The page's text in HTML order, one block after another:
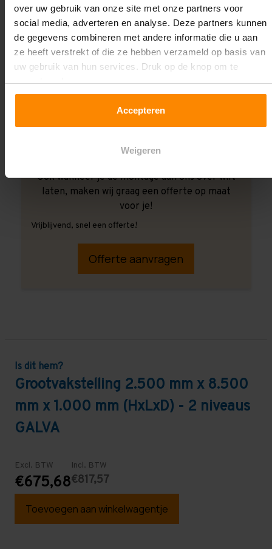
over uw gebruik van onze site met onze partners voor
social media, adverteren en analyse. Deze partners kunnen
de gegevens combineren met andere informatie die u aan
ze heeft verstrekt of die ze hebben verzameld op basis van
uw gebruik van hun services. Druk op de knop om te
accepteren!
Accepteren
Weigeren
Ook wanneer je de montage aan ons over wilt
laten, maken wij graag een offerte op maat
voor je!
Vrijblijvend, snel een offerte!
Offerte aanvragen
Is dit hem?
Grootvakstelling 2.500 mm x 8.500
mm x 1.000 mm (HxLxD) - 2 niveaus
GALVA
Excl. BTW
€675,68
Incl. BTW
€817,57
Toevoegen aan winkelwagentje